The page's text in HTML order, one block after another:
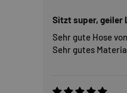
Sitzt super, geiler
Sehr gute Hose
Sehr gutes